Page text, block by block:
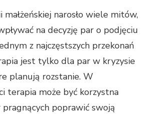
małżeńskiej narosło wiele mitów,
na decyzję par o podjęciu
z najczęstszych przekonań
jest tylko dla par w kryzysie
planują rozstanie. W
terapia może być korzystna
poprawić swoją